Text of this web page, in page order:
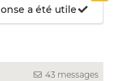
a été utile
43 messages